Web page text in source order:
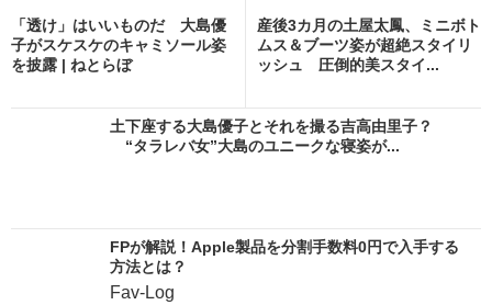
「透け」はいいものだ 大島優
子がスケスケのキャミソール姿
を披露 | ねとらぼ
産後3カ月の土屋太鳳、ミニボト
ムス＆ブーツ姿が超絶スタイリ
ッシュ 圧倒的美スタイ...
土下座する大島優子とそれを撮る吉高由里子？
“タラレバ女”大島のユニークな寝姿が...
FPが解説！Apple製品を分割手数料0円で入手する
方法とは？
Fav-Log